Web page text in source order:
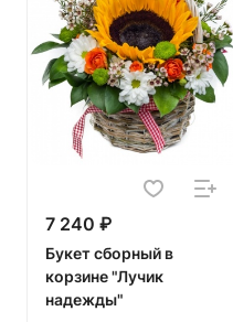
7 240 ₽
Букет сборный в
корзине "Лучик
надежды"